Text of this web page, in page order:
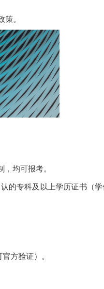
。
均可报考。
的专科及以上学历证书（学
方验证）。